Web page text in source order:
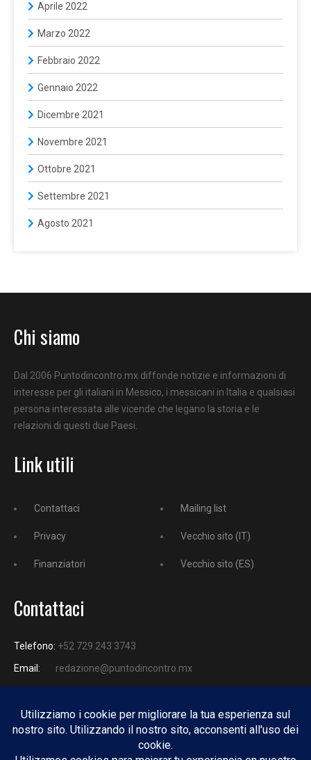
Aprile 2022
Marzo 2022
Febbraio 2022
Gennaio 2022
Dicembre 2021
Novembre 2021
Ottobre 2021
Settembre 2021
Agosto 2021
Chi siamo
Dal 2006 Puntodincontro.mx diffonde notizie e informazioni di
interesse per gli italiani in Messico, i messicani in Italia e qualsiasi
persona interessata alle vicende che legano la storia e le
relazioni di questi due Paesi.
Link utili
Contattaci
Privacy
Finanziatori
Mailing list
Vecchio sito (IT)
Vecchio sito (ES)
Contattaci
Telefono: +52 729 243 3743
Email:
redazione@puntodincontro.mx
PUNTODINCONTRO